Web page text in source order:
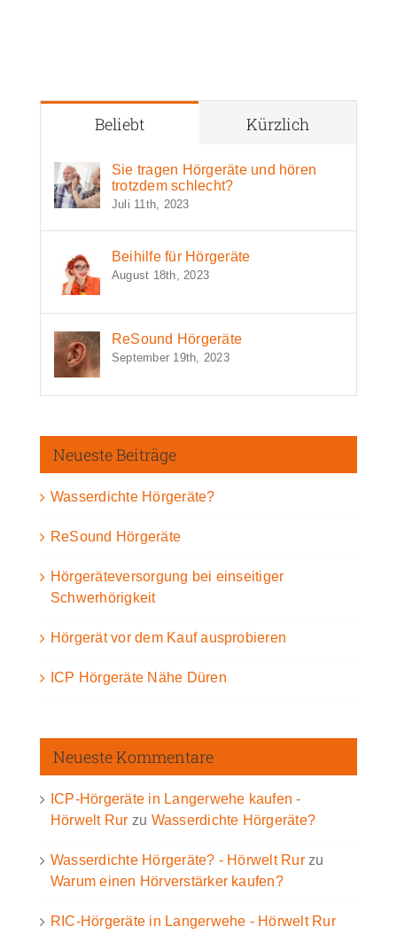
Beliebt Kürzlich
Sie tragen Hörgeräte und hören
trotzdem schlecht?
Juli 11th, 2023
Beihilfe für Hörgeräte
August 18th, 2023
ReSound Hörgeräte
September 19th, 2023
Neueste Beiträge
Wasserdichte Hörgeräte?
ReSound Hörgeräte
Hörgeräteversorgung bei einseitiger
Schwerhörigkeit
Hörgerät vor dem Kauf ausprobieren
ICP Hörgeräte Nähe Düren
Neueste Kommentare
ICP-Hörgeräte in Langerwehe kaufen -
Hörwelt Rur zu Wasserdichte Hörgeräte?
Wasserdichte Hörgeräte? - Hörwelt Rurzu
Warum einen Hörverstärker kaufen?
RIC-Hörgeräte in Langerwehe - Hörwelt Rur